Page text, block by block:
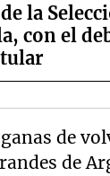
la
con el
de
de